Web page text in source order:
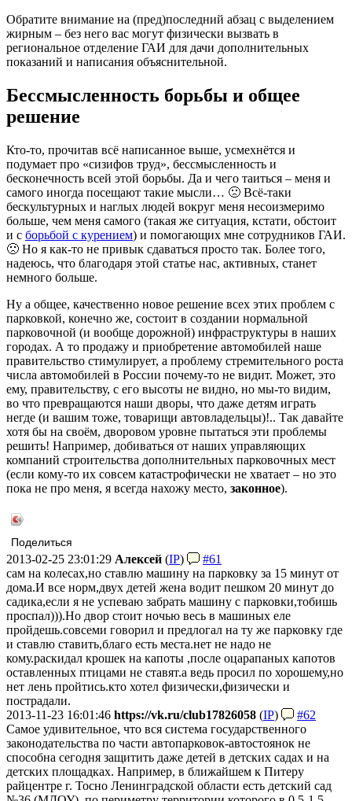
Обратите внимание на (пред)последний абзац с выделением
жирным – без него вас могут физически вызвать в
региональное отделение ГАИ для дачи дополнительных
показаний и написания объяснительной.
Бессмысленность борьбы и общее
решение
Кто-то, прочитав всё написанное выше, усмехнётся и
подумает про «сизифов труд», бессмысленность и
бесконечность всей этой борьбы. Да и чего таиться – меня и
самого иногда посещают такие мысли… 🙁 Всё-таки
бескультурных и наглых людей вокруг меня несоизмеримо
больше, чем меня самого (такая же ситуация, кстати, обстоит
и с борьбой с курением) и помогающих мне сотрудников ГАИ.
🙁 Но я как-то не привык сдаваться просто так. Более того,
надеюсь, что благодаря этой статье нас, активных, станет
немного больше.
Ну а общее, качественно новое решение всех этих проблем с
парковкой, конечно же, состоит в создании нормальной
парковочной (и вообще дорожной) инфраструктуры в наших
городах. А то продажу и приобретение автомобилей наше
правительство стимулирует, а проблему стремительного роста
числа автомобилей в России почему-то не видит. Может, это
ему, правительству, с его высоты не видно, но мы-то видим,
во что превращаются наши дворы, что даже детям играть
негде (и вашим тоже, товарищи автовладельцы)!.. Так давайте
хотя бы на своём, дворовом уровне пытаться эти проблемы
решить! Например, добиваться от наших управляющих
компаний строительства дополнительных парковочных мест
(если кому-то их совсем катастрофически не хватает – но это
пока не про меня, я всегда нахожу место, законное).
Поделиться
2013-02-25 23:01:29 Алексей (IP)
#61
сам на колесах,но ставлю машину на парковку за 15 минут от
дома.И все норм,двух детей жена водит пешком 20 минут до
садика,если я не успеваю забрать машину с парковки,тобишь
проспал))).Но двор стоит ночью весь в машиных еле
пройдешь.совсеми говорил и предлогал на ту же парковку где
и ставлю ставить,благо есть места.нет не надо не
кому.раскидал крошек на капоты ,после оцарапаных капотов
оставленных птицами не ставят.а ведь просил по хорошему,но
нет лень пройтись.кто хотел физически,физически и
пострадали.
2013-11-23 16:01:46 https://vk.ru/club17826058 (IP)
#62
Самое удивительное, что вся система государственного
законодательства по части автопарковок-автостоянок не
способна сегодня защитить даже детей в детских садах и на
детских площадках. Например, в ближайшем к Питеру
райцентре г. Тосно Ленинградской области есть детский сад